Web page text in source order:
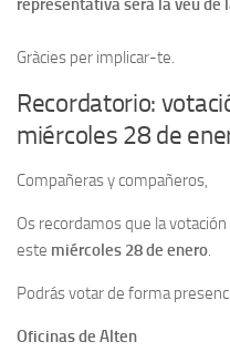
representativa serà la veu de
Gràcies per implicar-te.
Recordatorio:
miércoles 28 de
Compañeras y compañeros,
Os recordamos que la
este miércoles 28 de enero.
Podrás votar de forma
Oficinas de Alten